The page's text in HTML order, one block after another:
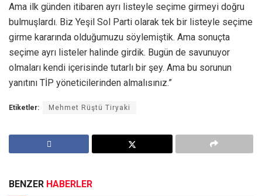
Ama ilk günden itibaren ayrı listeyle seçime girmeyi doğru
bulmuşlardı. Biz Yeşil Sol Parti olarak tek bir listeyle seçime
girme kararında olduğumuzu söylemiştik. Ama sonuçta
seçime ayrı listeler halinde girdik. Bugün de savunuyor
olmaları kendi içerisinde tutarlı bir şey. Ama bu sorunun
yanıtını TİP yöneticilerinden almalısınız.”
Etiketler: Mehmet Rüştü Tiryaki
BENZER HABERLER